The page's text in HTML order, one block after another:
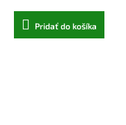
Pridať do košíka